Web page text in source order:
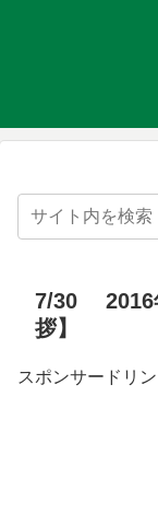
7/30 2016
拶】
スポンサードリン